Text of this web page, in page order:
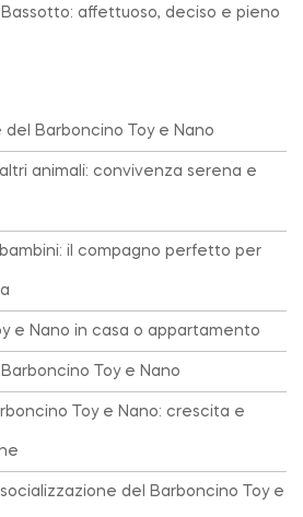
affettuoso, deciso e pieno
Barboncino Toy e Nano
animali: convivenza serena e
il compagno perfetto per
e Nano in casa o appartamento
Toy e Nano
Toy e Nano: crescita e
del Barboncino Toy e